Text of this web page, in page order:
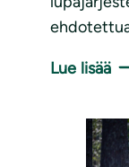
Lue lisää